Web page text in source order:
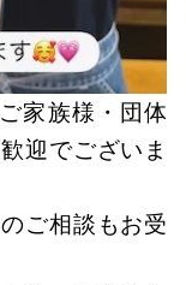
家族様・団体
迎でございま
ご相談もお受